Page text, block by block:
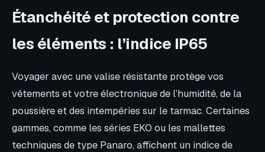
Étanchéité et protection contre
les éléments : l’indice IP65
Voyager avec une valise résistante protège vos
vêtements et votre électronique de l’humidité, de la
poussière et des intempéries sur le tarmac. Certaines
gammes, comme les séries EKO ou les mallettes
techniques de type Panaro, affichent un indice de